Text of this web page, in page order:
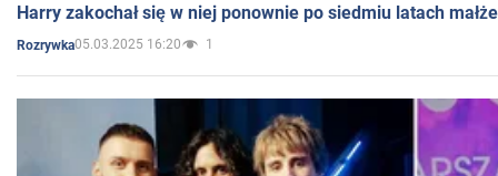
Harry zakochał się w niej ponownie po siedmiu latach
Rozrywka05.03.2025 16:20 1